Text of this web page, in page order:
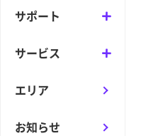
サポート
サービス
エリア
お知らせ